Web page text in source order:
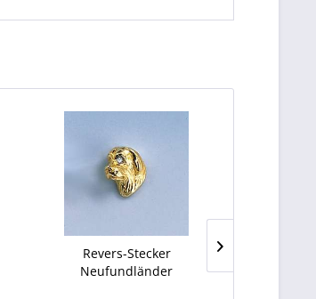
Revers-Stecker
Neufundländer